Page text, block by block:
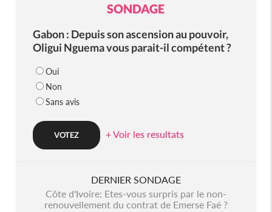
SONDAGE
Gabon : Depuis son ascension au pouvoir,
Oligui Nguema vous parait-il compétent ?
Oui
Non
Sans avis
+ Voir les resultats
DERNIER SONDAGE
Côte d'Ivoire: Etes-vous surpris par le non-
renouvellement du contrat de Emerse Faé ?